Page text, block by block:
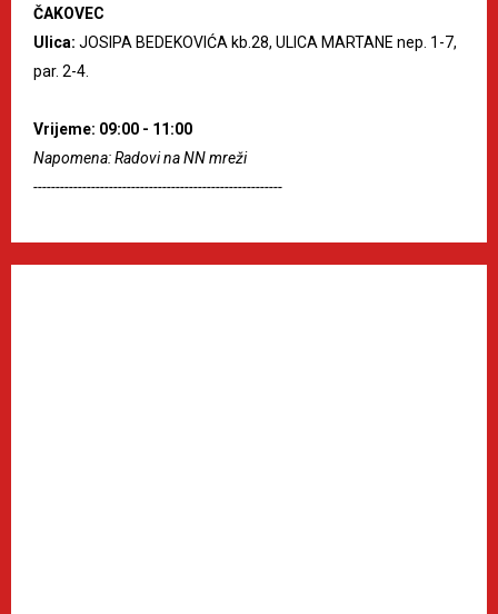
ČAKOVEC
Ulica: JOSIPA BEDEKOVIĆA kb.28, ULICA MARTANE nep. 1-7,
par. 2-4.
Vrijeme: 09:00 - 11:00
Napomena: Radovi na NN mreži
--------------------------------------------------------